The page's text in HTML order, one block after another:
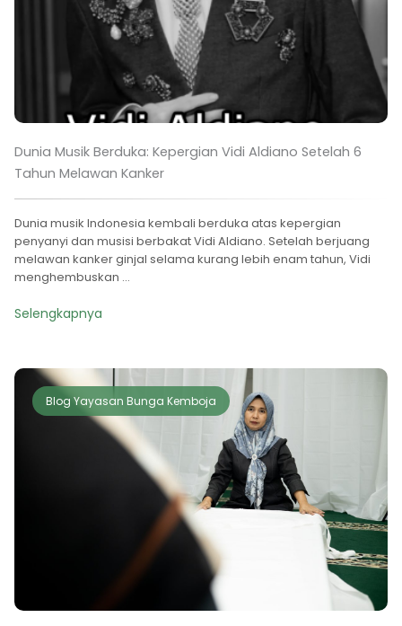
Dunia Musik Berduka: Kepergian Vidi Aldiano Setelah 6
Tahun Melawan Kanker
Dunia musik Indonesia kembali berduka atas kepergian
penyanyi dan musisi berbakat Vidi Aldiano. Setelah berjuang
melawan kanker ginjal selama kurang lebih enam tahun, Vidi
menghembuskan ...
Selengkapnya
Blog Yayasan Bunga Kemboja